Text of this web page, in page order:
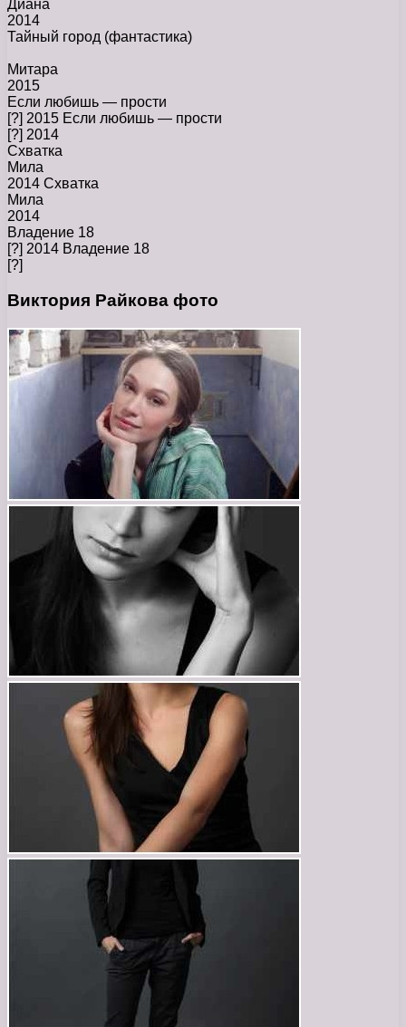
Диана
2014
Тайный город (фантастика)
Митара
2015
Если любишь — прости
[?] 2015 Если любишь — прости
[?] 2014
Схватка
Мила
2014 Схватка
Мила
2014
Владение 18
[?] 2014 Владение 18
[?]
Виктория Райкова фото